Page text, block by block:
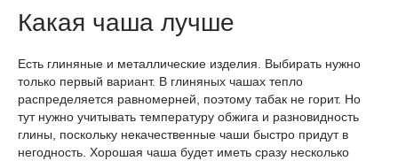
Какая чаша лучше
Есть глиняные и металлические изделия. Выбирать нужно
только первый вариант. В глиняных чашах тепло
распределяется равномерней, поэтому табак не горит. Но
тут нужно учитывать температуру обжига и разновидность
глины, поскольку некачественные чаши быстро придут в
негодность. Хорошая чаша будет иметь сразу несколько